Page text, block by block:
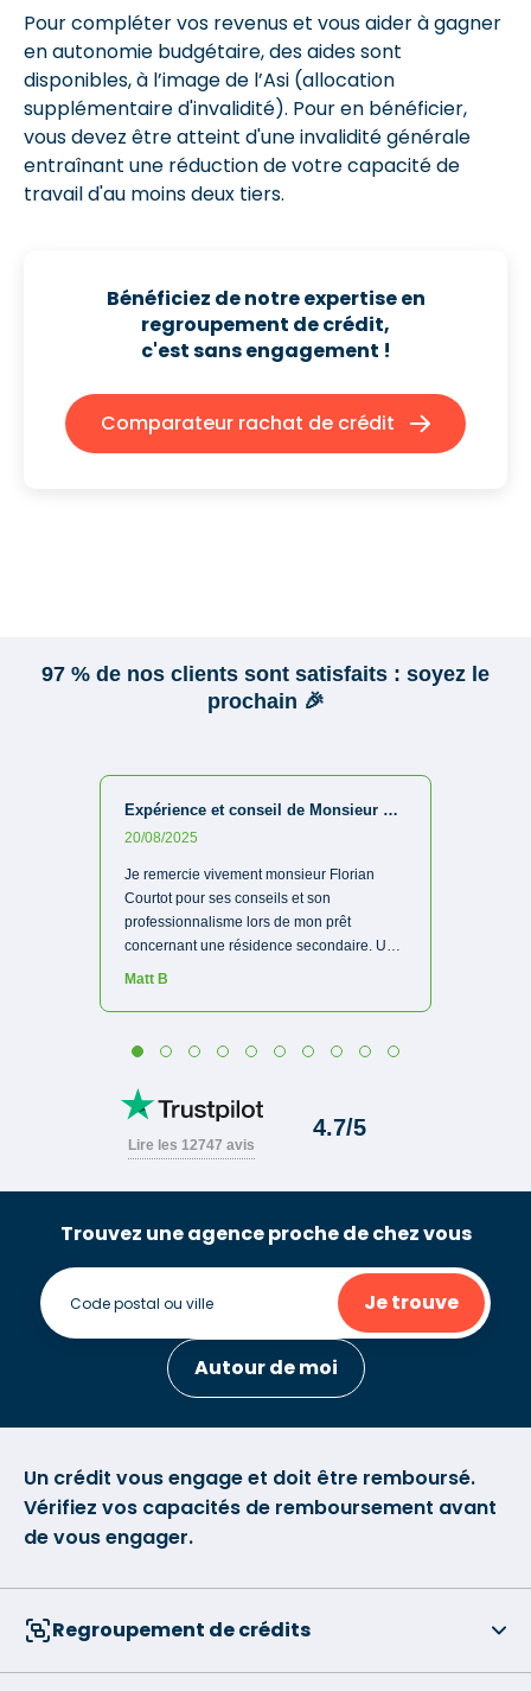
Pour compléter vos revenus et vous aider à gagner
en autonomie budgétaire, des aides sont
disponibles, à l’image de l’Asi (allocation
supplémentaire d'invalidité). Pour en bénéficier,
vous devez être atteint d'une invalidité générale
entraînant une réduction de votre capacité de
travail d'au moins deux tiers.
Bénéficiez de notre expertise en
regroupement de crédit,
c'est sans engagement !
Comparateur rachat de crédit
Trouvez une agence proche de chez vous
Je trouve
Autour de moi
Un crédit vous engage et doit être remboursé.
Vérifiez vos capacités de remboursement avant
de vous engager.
Regroupement de crédits